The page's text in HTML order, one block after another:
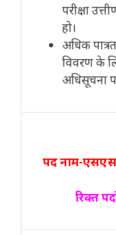
परीक्षा
हो।
अधिक
विवरण के
अधिसूचना
पद नाम-
रिक्त